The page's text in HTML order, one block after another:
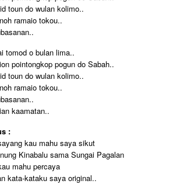
toun do wulan kolimo..
ramaio tokou..
tomod o bulan lima..
pointongkop pogun do Sabah..
toun do wulan kolimo..
ramaio tokou..
kaamatan..
:
kau mahu saya sikut
Kinabalu sama Sungai Pagalan
mahu percaya
kata-kataku saya original..